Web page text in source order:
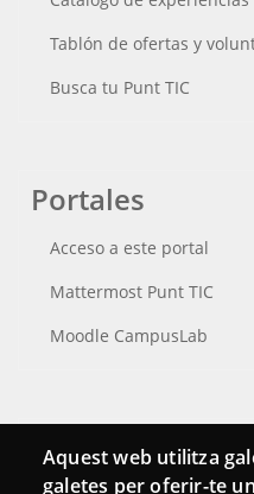
Tablón de ofertas y
Busca tu Punt TIC
Portales
Acceso a este portal
Mattermost Punt TIC
Moodle CampusLab
Conecta
Aquest web utilitza
galetes per oferir-te